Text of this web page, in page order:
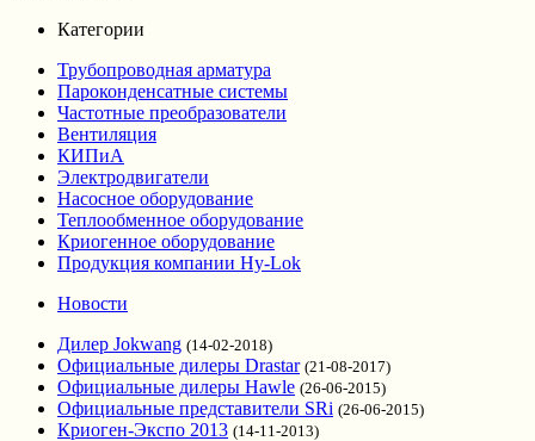
Категории
Трубопроводная арматура
Пароконденсатные системы
Частотные преобразователи
Вентиляция
КИПиА
Электродвигатели
Насосное оборудование
Теплообменное оборудование
Криогенное оборудование
Продукция компании Hy-Lok
Новости
Дилер Jokwang (14-02-2018)
Официальные дилеры Drastar (21-08-2017)
Официальные дилеры Hawle (26-06-2015)
Официальные представители SRi (26-06-2015)
Криоген-Экспо 2013 (14-11-2013)